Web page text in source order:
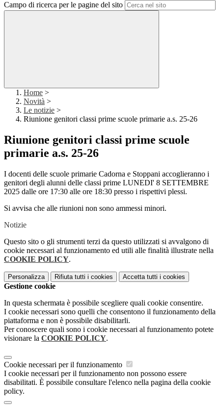
Campo di ricerca per le pagine del sito
Home >
Novità >
Le notizie >
Riunione genitori classi prime scuole primarie a.s. 25-26
Riunione genitori classi prime scuole
primarie a.s. 25-26
I docenti delle scuole primarie Cadorna e Stoppani accoglieranno i
genitori degli alunni delle classi prime LUNEDI' 8 SETTEMBRE
2025 dalle ore 17:30 alle ore 18:30 presso i rispettivi plessi.
Si avvisa che alle riunioni non sono ammessi minori.
Notizie
Questo sito o gli strumenti terzi da questo utilizzati si avvalgono di
cookie necessari al funzionamento ed utili alle finalità illustrate nella
COOKIE POLICY.
Personalizza Rifiuta tutti i cookies Accetta tutti i cookies
Gestione cookie
In questa schermata è possibile scegliere quali cookie consentire.
I cookie necessari sono quelli che consentono il funzionamento della
piattaforma e non è possibile disabilitarli.
Per conoscere quali sono i cookie necessari al funzionamento potete
visionare la COOKIE POLICY.
Cookie necessari per il funzionamento
I cookie necessari per il funzionamento non possono essere
disabilitati. È possibile consultare l'elenco nella pagina della cookie
policy.